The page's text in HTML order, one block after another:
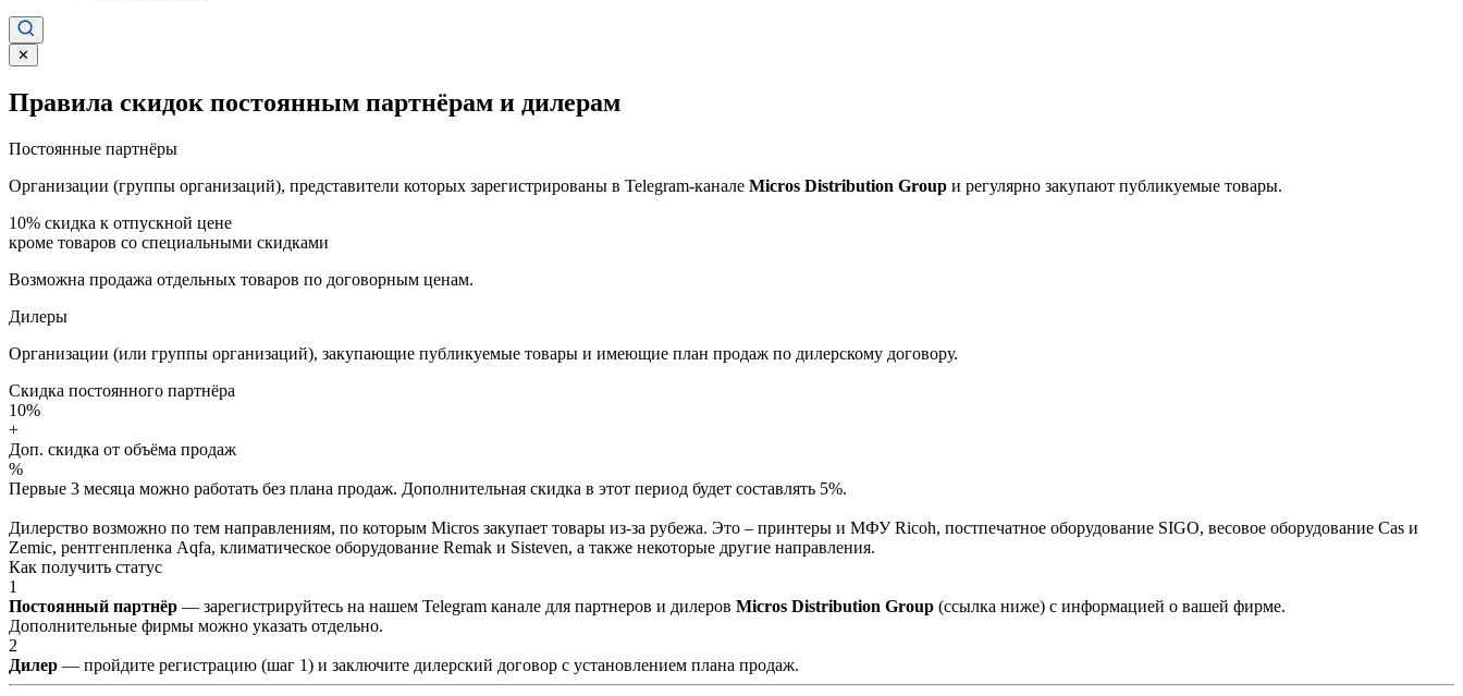
✕
Правила скидок постоянным партнёрам и дилерам
Постоянные партнёры
Организации (группы организаций), представители которых зарегистрированы в Telegram-канале Micros Distribution Group и регулярно закупают публикуемые товары.
10% скидка к отпускной цене
кроме товаров со специальными скидками
Возможна продажа отдельных товаров по договорным ценам.
Дилеры
Организации (или группы организаций), закупающие публикуемые товары и имеющие план продаж по дилерскому договору.
Скидка постоянного партнёра
10%
+
Доп. скидка от объёма продаж
%
Первые 3 месяца можно работать без плана продаж. Дополнительная скидка в этот период будет составлять 5%.
Дилерство возможно по тем направлениям, по которым Micros закупает товары из-за рубежа. Это – принтеры и МФУ Ricoh, постпечатное оборудование SIGO, весовое оборудование Cas и
Zemic, рентгенпленка Aqfa, климатическое оборудование Remak и Sisteven, а также некоторые другие направления.
Как получить статус
1
Постоянный партнёр — зарегистрируйтесь на нашем Telegram канале для партнеров и дилеров Micros Distribution Group (ссылка ниже) с информацией о вашей фирме.
Дополнительные фирмы можно указать отдельно.
2
Дилер — пройдите регистрацию (шаг 1) и заключите дилерский договор с установлением плана продаж.